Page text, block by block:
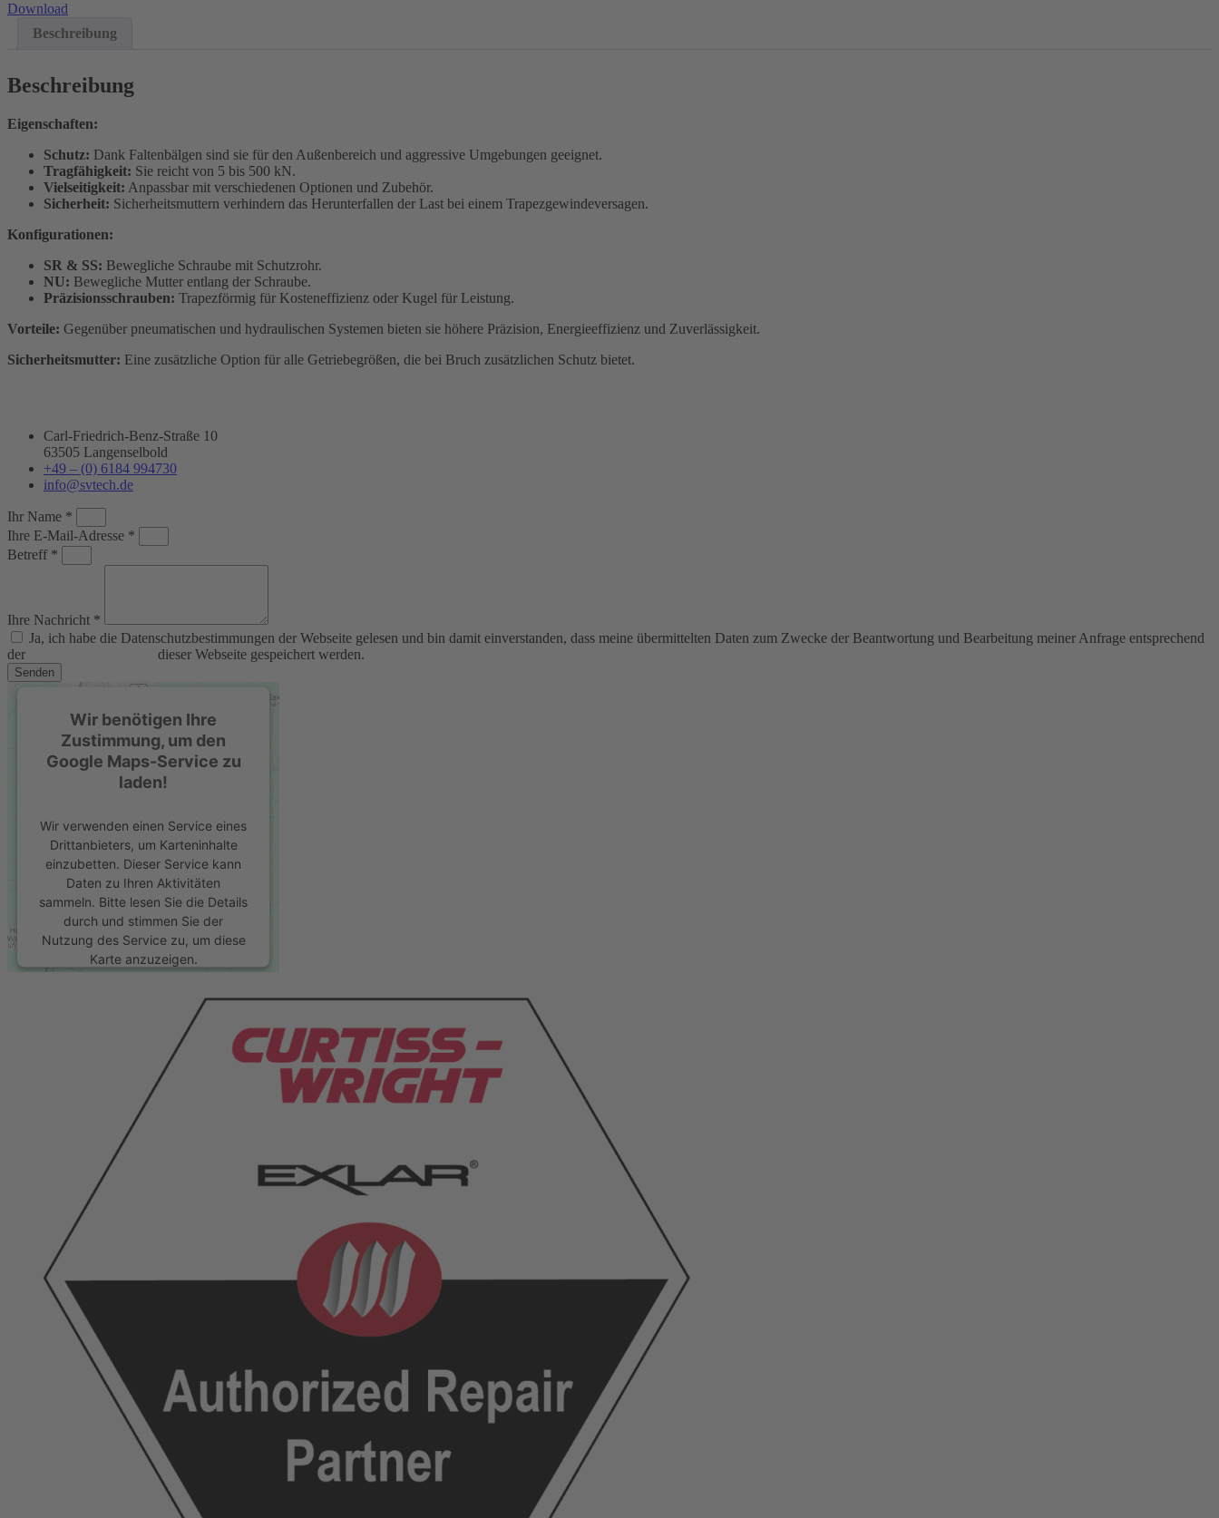
Download
Beschreibung
Beschreibung
Eigenschaften:
Schutz: Dank Faltenbälgen sind sie für den Außenbereich und aggressive Umgebungen geeignet.
Tragfähigkeit: Sie reicht von 5 bis 500 kN.
Vielseitigkeit: Anpassbar mit verschiedenen Optionen und Zubehör.
Sicherheit: Sicherheitsmuttern verhindern das Herunterfallen der Last bei einem Trapezgewindeversagen.
Konfigurationen:
SR & SS: Bewegliche Schraube mit Schutzrohr.
NU: Bewegliche Mutter entlang der Schraube.
Präzisionsschrauben: Trapezförmig für Kosteneffizienz oder Kugel für Leistung.
Vorteile: Gegenüber pneumatischen und hydraulischen Systemen bieten sie höhere Präzision, Energieeffizienz und Zuverlässigkeit.
Sicherheitsmutter: Eine zusätzliche Option für alle Getriebegrößen, die bei Bruch zusätzlichen Schutz bietet.
Carl-Friedrich-Benz-Straße 10
63505 Langenselbold
+49 – (0) 6184 994730
info@svtech.de
Ihr Name *
Ihre E-Mail-Adresse *
Betreff *
Ihre Nachricht *
Ja, ich habe die Datenschutzbestimmungen der Webseite gelesen und bin damit einverstanden, dass meine übermittelten Daten zum Zwecke der Beantwortung und Bearbeitung meiner Anfrage entsprechend
der
dieser Webseite gespeichert werden.
Senden
Wir benötigen Ihre
Zustimmung, um den
Google Maps-Service zu
laden!
Wir verwenden einen Service eines
Drittanbieters, um Karteninhalte
einzubetten. Dieser Service kann
Daten zu Ihren Aktivitäten
sammeln. Bitte lesen Sie die Details
durch und stimmen Sie der
Nutzung des Service zu, um diese
Karte anzuzeigen.
Akzeptieren
Usercentrics Consent
Management Platform